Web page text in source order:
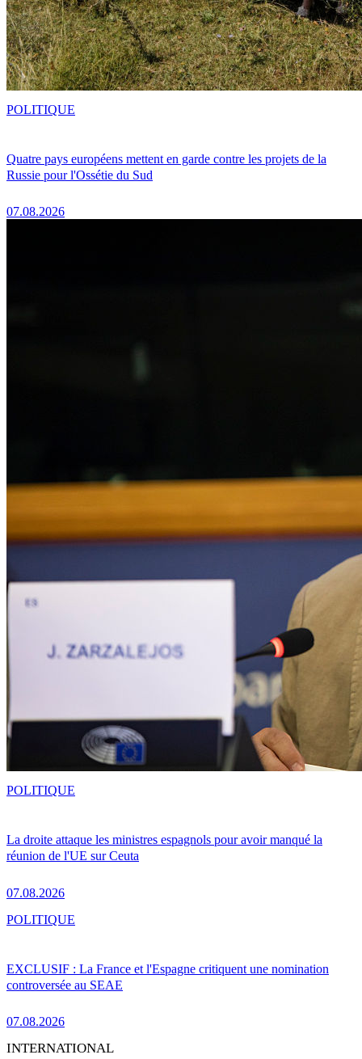
Quatre pays européens mettent en garde contre les projets de la
Russie pour l'Ossétie du Sud
07.08.2026
POLITIQUE
La droite attaque les ministres espagnols pour avoir manqué la
réunion de l'UE sur Ceuta
07.08.2026
POLITIQUE
EXCLUSIF : La France et l'Espagne critiquent une nomination
controversée au SEAE
07.08.2026
POLITIQUE
INTERNATIONAL